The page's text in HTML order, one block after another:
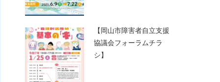
【岡山市障害者自立支援
協議会フォーラムチラ
シ】